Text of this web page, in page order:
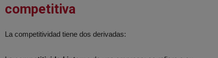
competitiva
La competitividad tiene dos derivadas: